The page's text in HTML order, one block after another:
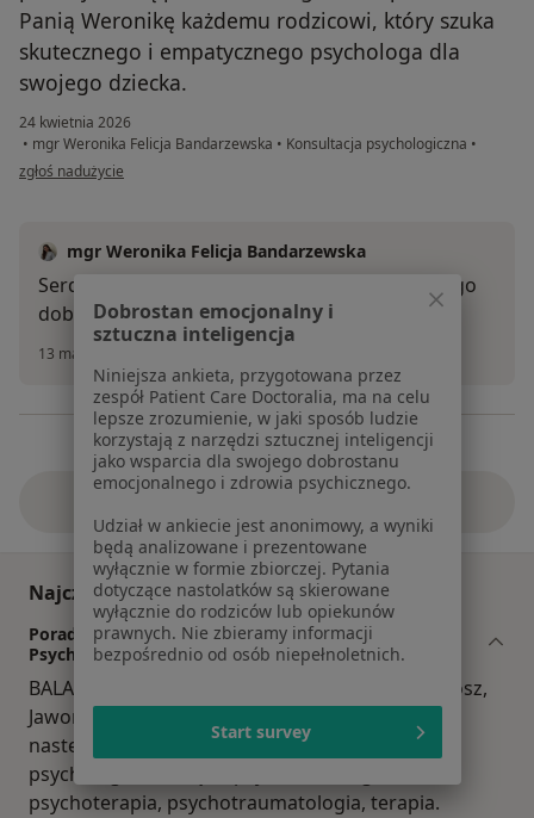
Panią Weronikę każdemu rodzicowi, który szuka
skutecznego i empatycznego psychologa dla
swojego dziecka.
24 kwietnia 2026
• mgr Weronika Felicja Bandarzewska • Konsultacja psychologiczna •
w opinii użytkownika DT
zgłoś nadużycie
mgr Weronika Felicja Bandarzewska
Serdecznie dziękuję za opinię, życzę wszystkiego
dobrego! :)
13 maja 2026
Zobacz więcej
Najczęściej zadawane pytania
Porady z jakiego zakresu oferuje BALANCE Centrum
Psychoterapii Martyna Długosz, Jaworzno?
BALANCE Centrum Psychoterapii Martyna Długosz,
Jaworzno dysponuje dużym zespołem o
następujących zakresach porad: psychologia,
psychologia dziecięca, psychoonkologia,
psychoterapia, psychotraumatologia, terapia.
Dobrostan emocjonalny i
sztuczna inteligencja
Niniejsza ankieta, przygotowana przez
zespół Patient Care Doctoralia, ma na celu
lepsze zrozumienie, w jaki sposób ludzie
korzystają z narzędzi sztucznej inteligencji
jako wsparcia dla swojego dobrostanu
emocjonalnego i zdrowia psychicznego.
Udział w ankiecie jest anonimowy, a wyniki
będą analizowane i prezentowane
wyłącznie w formie zbiorczej. Pytania
dotyczące nastolatków są skierowane
wyłącznie do rodziców lub opiekunów
prawnych. Nie zbieramy informacji
bezpośrednio od osób niepełnoletnich.
Start survey